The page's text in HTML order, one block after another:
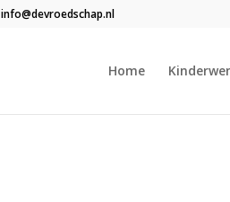
info@devroedschap.nl
Home